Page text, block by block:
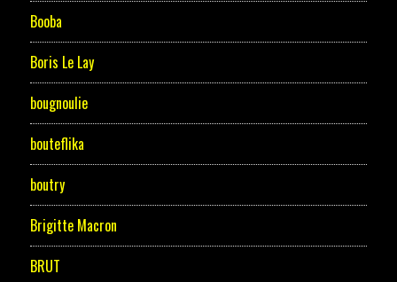
Booba
Boris Le Lay
bougnoulie
bouteflika
boutry
Brigitte Macron
BRUT